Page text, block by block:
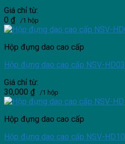
Giá chỉ từ:
0 ₫ /1 hộp
Hộp đựng dao cao cấp
Hộp đựng dao cao cấp NSV-HD03
Giá chỉ từ:
30,000 ₫ /1 hộp
Hộp đựng dao cao cấp
Hộp đựng dao cao cấp NSV-HD10